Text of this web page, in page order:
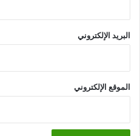
البريد الإلكتروني
الموقع الإلكتروني